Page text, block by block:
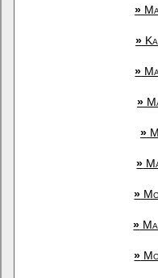
»
»
»
»
»
»
»
»
»